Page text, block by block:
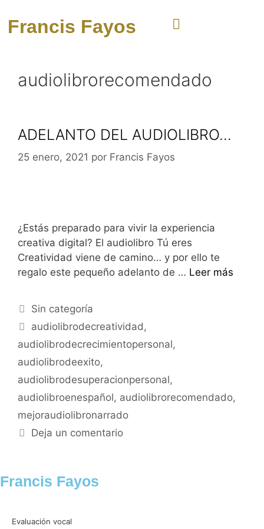
Francis Fayos
audiolibrorecomendado
ADELANTO DEL AUDIOLIBRO…
25 enero, 2021 por Francis Fayos
¿Estás preparado para vivir la experiencia
creativa digital? El audiolibro Tú eres
Creatividad viene de camino… y por ello te
regalo este pequeño adelanto de … Leer más
Sin categoría
audiolibrodecreatividad,
audiolibrodecrecimientopersonal,
audiolibrodeexito,
audiolibrodesuperacionpersonal,
audiolibroenespañol, audiolibrorecomendado,
mejoraudiolibronarrado
Deja un comentario
Francis Fayos
Evaluación vocal